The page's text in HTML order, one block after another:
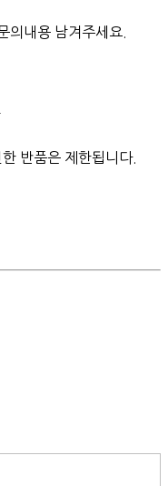
내용 남겨주세요.
반품은 제한됩니다.